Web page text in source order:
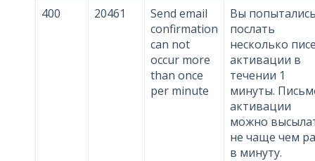
400
20461
Send email
confirmation
can not
occur more
than once
per minute
Вы
послать
несколько
активации в
течении 1
минуты.
активации
можно
не чаще чем
в минуту.